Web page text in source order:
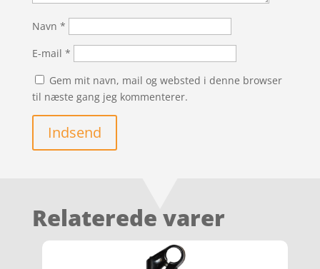
Navn *
E-mail *
Gem mit navn, mail og websted i denne browser
til næste gang jeg kommenterer.
Indsend
Relaterede varer